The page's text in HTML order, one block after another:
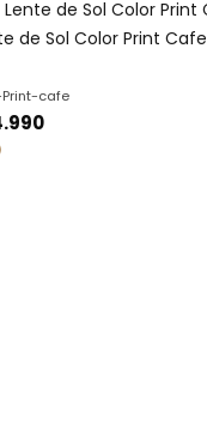
de Sol Color Print Cafe
Print-cafe